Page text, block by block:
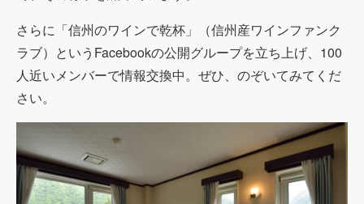
さらに「信州のワインで乾杯」（信州産ワインファンク
ラブ）というFacebookの公開グループを立ち上げ、100
人近いメンバーで情報交換中。ぜひ、のぞいてみてくだ
さい。